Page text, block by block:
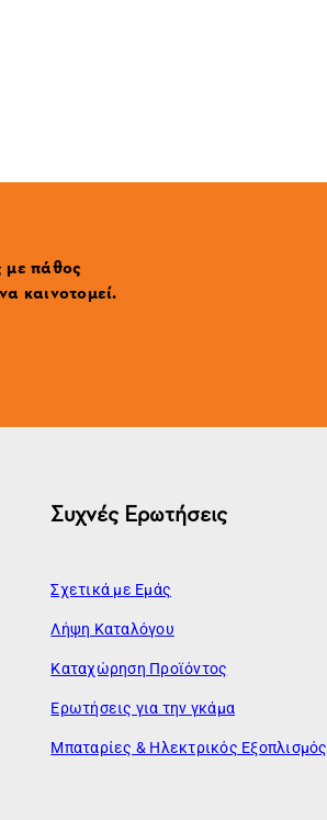
με πάθος
καινοτομεί.
Συχνές Ερωτήσεις
Σχετικά με Εμάς
Λήψη Καταλόγου
Καταχώρηση Προϊόντος
Ερωτήσεις για την γκάμα
Μπαταρίες & Ηλεκτρικός Εξοπλισμός